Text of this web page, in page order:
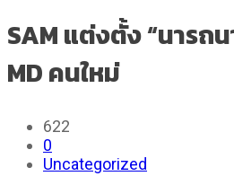
SAM แต่งตั้ง “นารถ
MD คนใหม่
622
0
Uncategorized